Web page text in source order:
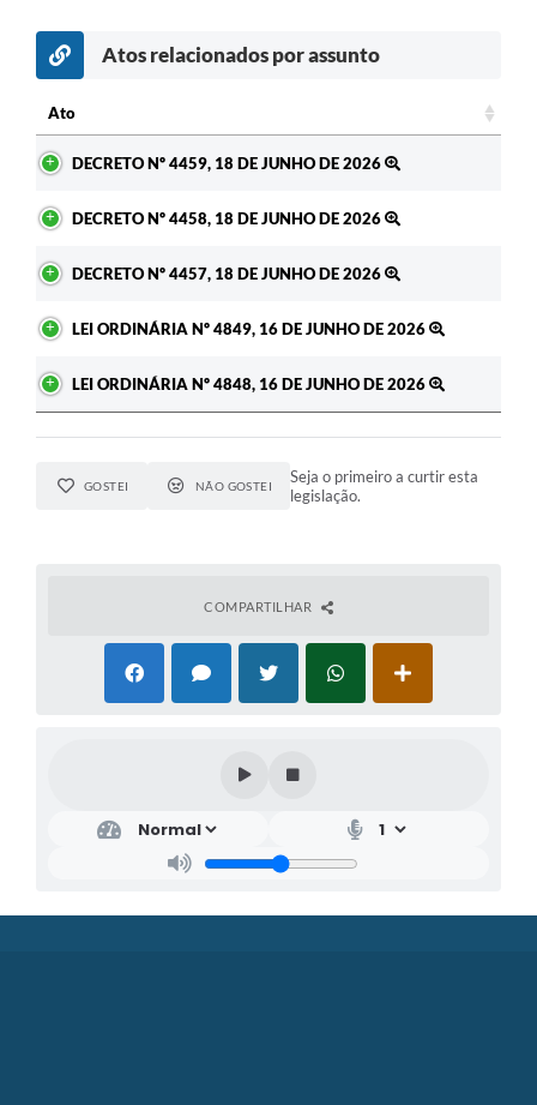
Atos relacionados por assunto
Ato
DECRETO Nº 4459, 18 DE JUNHO DE 2026
DECRETO Nº 4458, 18 DE JUNHO DE 2026
DECRETO Nº 4457, 18 DE JUNHO DE 2026
LEI ORDINÁRIA Nº 4849, 16 DE JUNHO DE 2026
LEI ORDINÁRIA Nº 4848, 16 DE JUNHO DE 2026
GOSTEI NÃO GOSTEI
Seja o primeiro a curtir esta
legislação.
COMPARTILHAR